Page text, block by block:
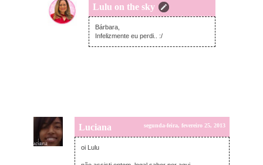
Lulu on the sky
terça-feira, fevereiro 26, 2013
Bárbara,
Infelizmente eu perdi.. :/
Luciana segunda-feira, fevereiro 25, 2013
oi Lulu